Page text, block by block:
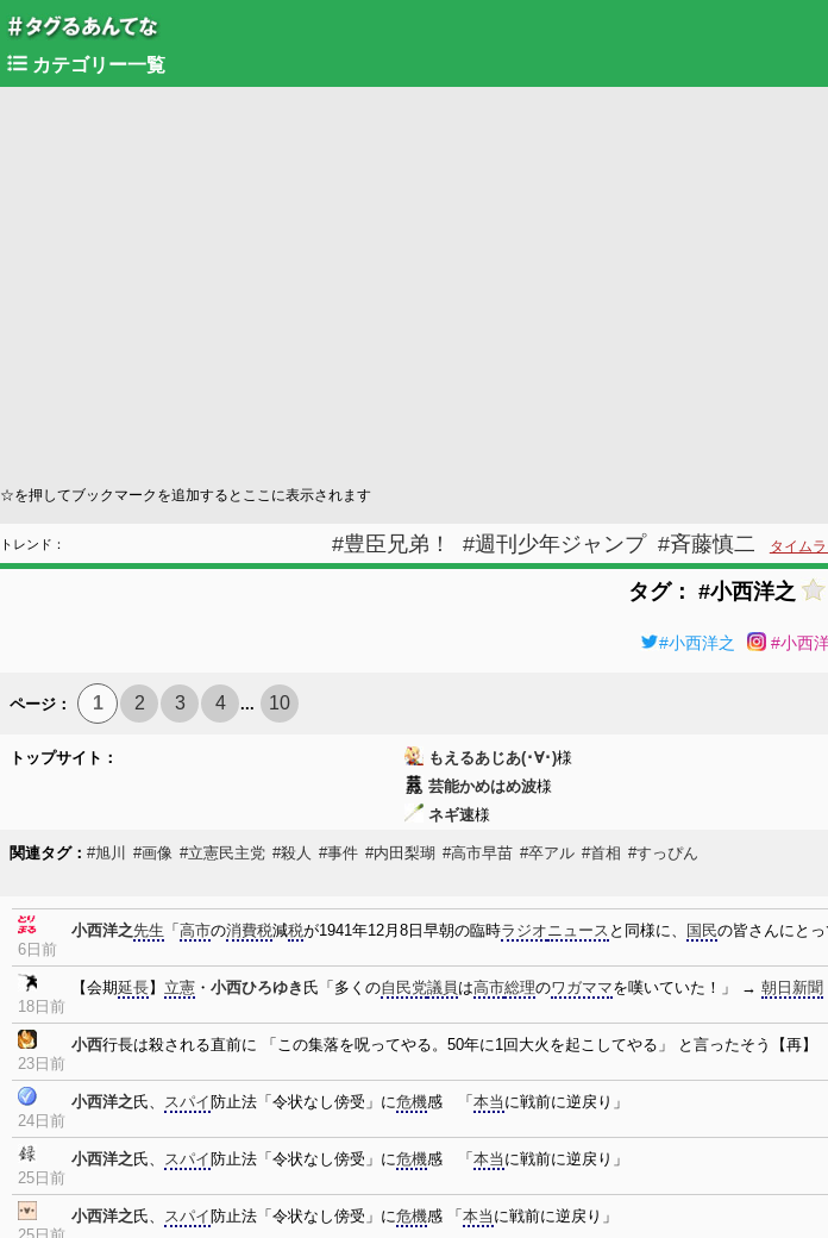
カテゴリー一覧
☆を押してブックマークを追加するとここに表示されます
#豊臣兄弟！ #週刊少年ジャンプ #斉藤慎二 タイム
トレンド：
タグ： #小西洋之
#小西洋之 #小西
ページ： 1 2 3 4 ... 10
トップサイト： もえるあじあ(･∀･)様
芸能かめはめ波様
ネギ速様
関連タグ： #旭川 #画像 #立憲民主党 #殺人 #事件 #内田梨瑚 #高市早苗 #卒アル #首相 #すっぴん
6日前
小西洋之先生 「 高市の消費税減税が1941年12月8日早朝の臨時ラジオニュース と同様に、 国民の皆さんにと
18日前
【会期延長】 立憲 ・ 小西ひろゆき 氏「多くの自民党議員 は高市総理のワガママを嘆いていた！」 → 朝日新聞
23日前
小西行長は殺される直前に 「この集落を呪ってやる。50年に1回大火を起こしてやる」 と言ったそう【再】
24日前
小西洋之氏、 スパイ 防止法「令状なし傍受」に危機感 「 本当 に戦前に逆戻り」
25日前
小西洋之氏、 スパイ 防止法「令状なし傍受」に危機感 「 本当 に戦前に逆戻り」
小西洋之氏、 スパイ 防止法「令状なし傍受」に危機感 「 本当 に戦前に逆戻り」